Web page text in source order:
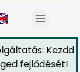
Kezdd
fejlődését!